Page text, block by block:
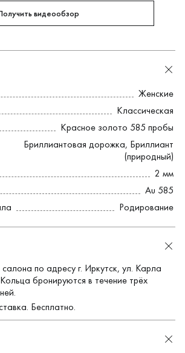
видеообзор
Женские
Классическая
Красное золото 585 пробы
Бриллиантовая дорожка, Бриллиант
(природный)
2 мм
Au 585
Родирование
по адресу г. Иркутск, ул. Карла
бронируются в течение трёх
Бесплатно.